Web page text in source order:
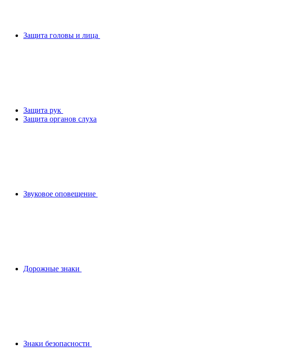
Защита головы и лица
Защита рук
Защита органов слуха
Звуковое оповещение
Дорожные знаки
Знаки безопасности